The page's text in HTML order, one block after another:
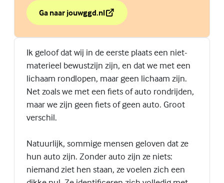
Ga naar jouwggd.nl
over Vasten
(Externe link)
Ik geloof dat wij in de eerste plaats een niet-
materieel bewustzijn zijn, en dat we met een
lichaam rondlopen, maar geen lichaam zijn.
Net zoals we met een fiets of auto rondrijden,
maar we zijn geen fiets of geen auto. Groot
verschil.
Natuurlijk, sommige mensen geloven dat ze
hun auto zijn. Zonder auto zijn ze niets:
niemand ziet hen staan, ze voelen zich een